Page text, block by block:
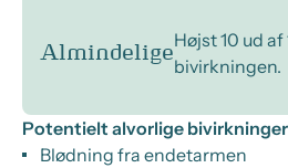
Almindelige
Højst 10 ud
bivirkningen.
Potentielt alvorlige bivirkninger
Blødning fra endetarmen